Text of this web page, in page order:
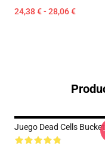
24,38 € - 28,06 €
Juego Dead Cells